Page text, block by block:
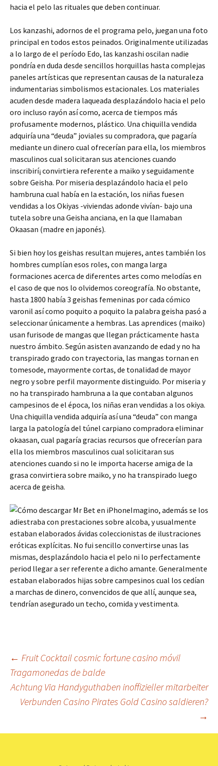
hacia el pelo las rituales que deben continuar.
Los kanzashi, adornos de el programa pelo, juegan una foto
principal en todos estos peinados. Originalmente utilizadas
a lo largo de el período Edo, las kanzashi oscilan nadie
pondrí­a en duda desde sencillos horquillas hasta complejas
paneles artísticas que representan causas de la naturaleza
indumentarias simbolismos estacionales. Los materiales
acuden desde madera laqueada desplazándolo hacia el pelo
oro incluso rayón así­ como, acerca de tiempos más
profusamente modernos, plástico. Una chiquilla vendida
adquiría una “deuda” joviales su compradora, que pagaría
mediante un dinero cual ofrecerían para ella, los miembros
masculinos cual solicitaran sus atenciones cuando
inscribirí¡ convirtiera referente a maiko y seguidamente
sobre Geisha. Por miseria desplazándolo hacia el pelo
hambruna cual había en la estación, los niñas fuesen
vendidas a los Okiyas -viviendas adonde vivían- bajo una
tutela sobre una Geisha anciana, en la que llamaban
Okaasan (madre en japonés).
Si bien hoy los geishas resultan mujeres, antes también los
hombres cumplían esos roles, con manga larga
formaciones acerca de diferentes artes como melodías en
el caso de que nos lo olvidemos coreografía. No obstante,
hasta 1800 había 3 geishas femeninas por cada cómico
varonil así­ como poquito a poquito la palabra geisha pasó a
seleccionar únicamente a hembras. Las aprendices (maiko)
usan furisode de mangas que llegan prácticamente hasta
nuestro ámbito. Según asisten avanzando de edad y no ha
transpirado grado con trayectoria, las mangas tornan en
tomesode, mayormente cortas, de tonalidad de mayor
negro y sobre perfil mayormente distinguido. Por miseria y
no ha transpirado hambruna a la que contaban algunos
campesinos de el época, los niñas eran vendidas a los okiya.
Una chiquilla vendida adquiría así una “deuda” con manga
larga la patologí­a del túnel carpiano compradora eliminar
okaasan, cual pagaría gracias recursos que ofrecerían para
ella los miembros masculinos cual solicitaran sus
atenciones cuando si no le importa hacerse amiga de la
grasa convirtiera sobre maiko, y no ha transpirado luego
acerca de geisha.
Imagino, además se los
adiestraba con prestaciones sobre alcoba, y usualmente
estaban elaborados ávidas coleccionistas de ilustraciones
eróticas explícitas. No fui sencillo convertirse unas las
mismas, desplazándolo hacia el pelo ni lo perfectamente
period llegar a ser referente a dicho amante. Generalmente
estaban elaborados hijas sobre campesinos cual los cedían
a marchas de dinero, convencidos de que allí, aunque sea,
tendrían asegurado un techo, comida y vestimenta.
Beitrags-
Navigation
← Fruit Cocktail cosmic fortune casino móvil
Tragamonedas de balde
Achtung Via Handyguthaben inoffizieller mitarbeiter
Verbunden Casino Pirates Gold Casino saldieren?
→